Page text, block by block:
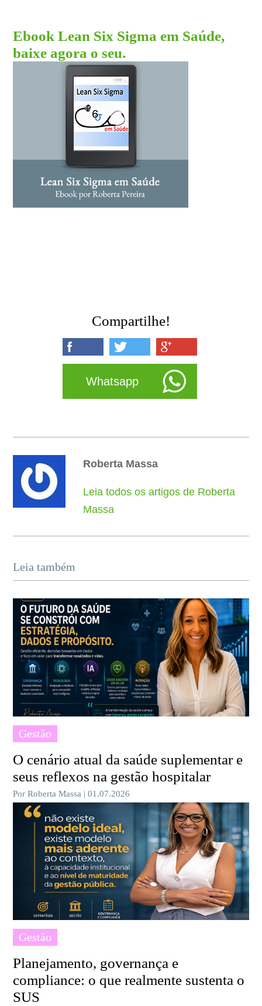
Ebook Lean Six Sigma em Saúde,
baixe agora o seu.
Compartilhe!
Whatsapp
Roberta Massa
Leia todos os artigos de Roberta
Massa
Leia também
Gestão
O cenário atual da saúde suplementar e
seus reflexos na gestão hospitalar
Por Roberta Massa | 01.07.2026
Gestão
Planejamento, governança e
compliance: o que realmente sustenta o
SUS